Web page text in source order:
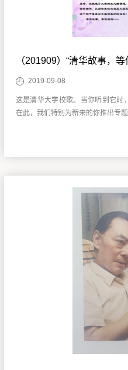
（201909）“清华故事，
2019-09-08
这是清华大学校歌。当你听到它时
在此，我们特别为新来的你推出专